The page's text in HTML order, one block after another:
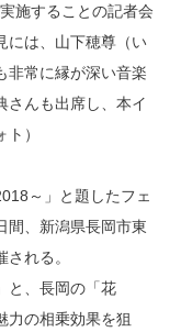
施することの記者会
には、山下穂尊（い
非常に縁が深い音楽
さんも出席し、本イ
）
～」と題したフェ
間、新潟県長岡市東
れる。
と、長岡の「花
力の相乗効果を狙